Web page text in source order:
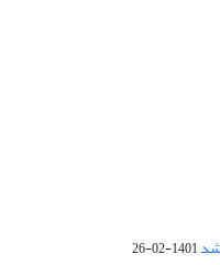
1401-02-26